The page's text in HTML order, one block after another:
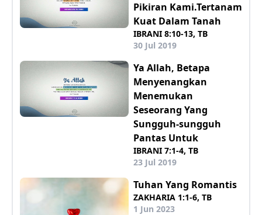
Pikiran Kami.Tertanam
Kuat Dalam Tanah
IBRANI 8:10-13, TB
30 Jul 2019
Ya Allah, Betapa
Menyenangkan
Menemukan
Seseorang Yang
Sungguh-sungguh
Pantas Untuk
IBRANI 7:1-4, TB
23 Jul 2019
Tuhan Yang Romantis
ZAKHARIA 1:1-6, TB
1 Jun 2023